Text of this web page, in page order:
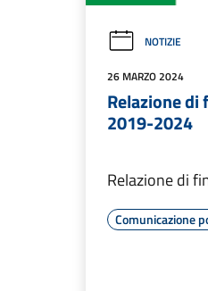
NOTIZIE
26 MARZO 2024
Relazione
2019-2024
Relazione di
Comunicazione